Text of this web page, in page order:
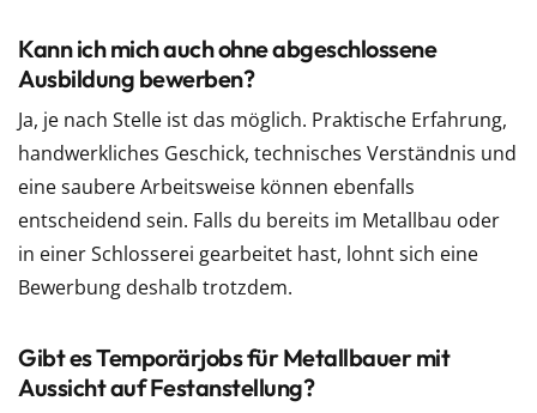
Kann ich mich auch ohne abgeschlossene
Ausbildung bewerben?
Ja, je nach Stelle ist das möglich. Praktische Erfahrung,
handwerkliches Geschick, technisches Verständnis und
eine saubere Arbeitsweise können ebenfalls
entscheidend sein. Falls du bereits im Metallbau oder
in einer Schlosserei gearbeitet hast, lohnt sich eine
Bewerbung deshalb trotzdem.
Gibt es Temporärjobs für Metallbauer mit
Aussicht auf Festanstellung?